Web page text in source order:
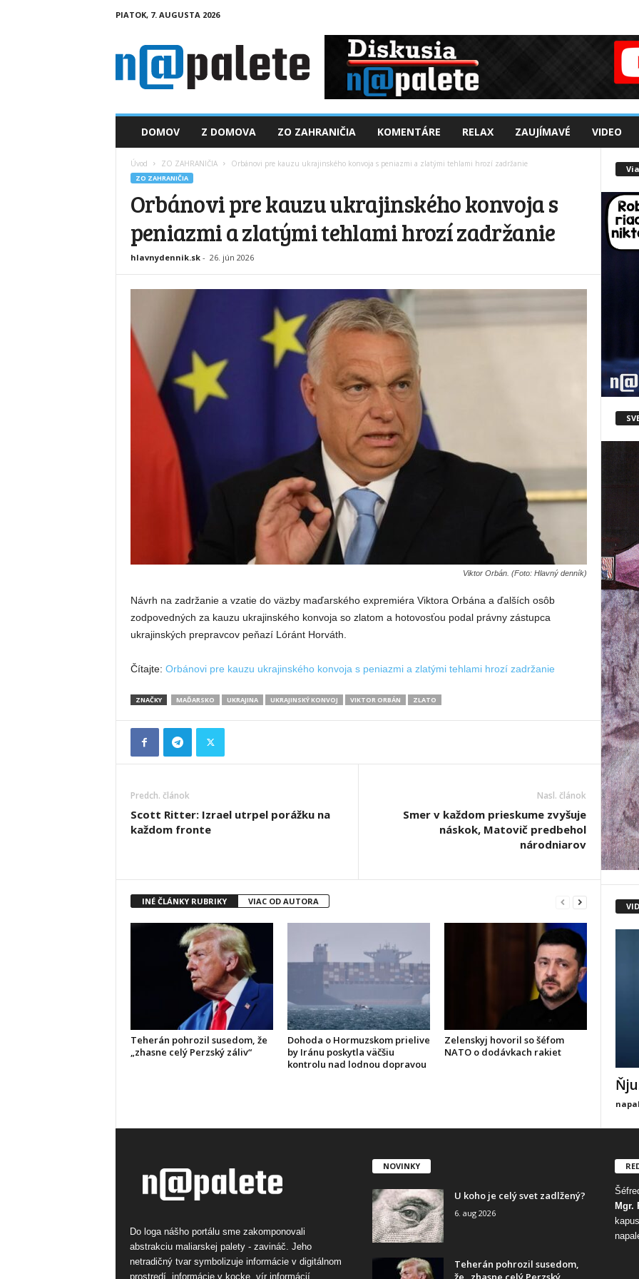
PIATOK, 7. AUGUSTA 2026
a
DOMOV Z DOMOVA ZO ZAHRANIČIA KOMENTÁRE RELAX ZAUJÍMAVÉ VIDEO
Úvod ZO ZAHRANIČIA Orbánovi pre kauzu ukrajinského konvoja s peniazmi a zlatými tehlami hrozí zadržanie
ZO ZAHRANIČIA
Orbánovi pre kauzu ukrajinského konvoja s
peniazmi a zlatými tehlami hrozí zadržanie
hlavnydennik.sk- 26. jún 2026
Viktor Orbán. (Foto: Hlavný denník)
Návrh na zadržanie a vzatie do väzby maďarského expremiéra Viktora Orbána a ďalších osôb
zodpovedných za kauzu ukrajinského konvoja so zlatom a hotovosťou podal právny zástupca
ukrajinských prepravcov peňazí Lóránt Horváth.
Čítajte: Orbánovi pre kauzu ukrajinského konvoja s peniazmi a zlatými tehlami hrozí zadržanie
ZNAČKY MAĎARSKO UKRAJINA UKRAJINSKÝ KONVOJ VIKTOR ORBÁN ZLATO
Predch. článok
Scott Ritter: Izrael utrpel porážku na
každom fronte
Nasl. článok
Smer v každom prieskume zvyšuje
náskok, Matovič predbehol
národniarov
INÉ ČLÁNKY RUBRIKY VIAC OD AUTORA
Teherán pohrozil susedom, že
„zhasne celý Perzský záliv“
Dohoda o Hormuzskom prielive
by Iránu poskytla väčšiu
kontrolu nad lodnou dopravou
Zelenskyj hovoril so šéfom
NATO o dodávkach rakiet
Do loga nášho portálu sme zakomponovali
abstrakciu maliarskej palety - zavináč. Jeho
netradičný tvar symbolizuje informácie v digitálnom
prostredí, informácie v kocke, vír informácií.
NOVINKY
U koho je celý svet zadlžený?
6. aug 2026
Teherán pohrozil susedom,
Mgr.